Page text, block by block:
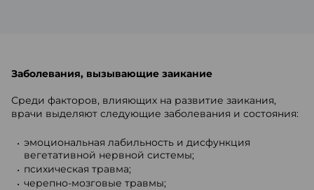
Заболевания, вызывающие заикание
Среди факторов, влияющих на развитие заикания,
врачи выделяют следующие заболевания и состояния:
эмоциональная лабильность и дисфункция
вегетативной нервной системы;
психическая травма;
черепно-мозговые травмы;